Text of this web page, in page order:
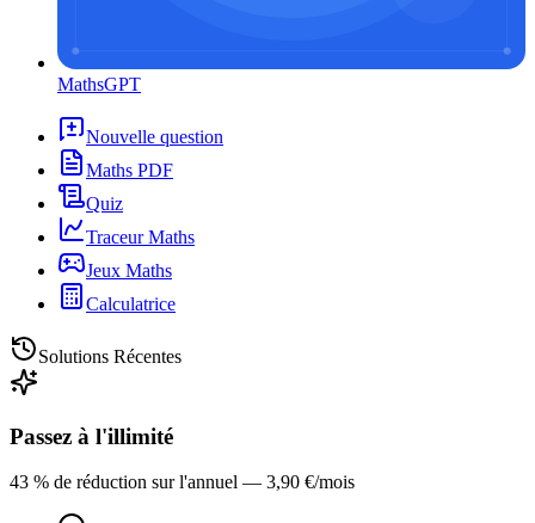
MathsGPT
Nouvelle question
Maths PDF
Quiz
Traceur Maths
Jeux Maths
Calculatrice
Solutions Récentes
Passez à l'illimité
43 % de réduction sur l'annuel — 3,90 €/mois